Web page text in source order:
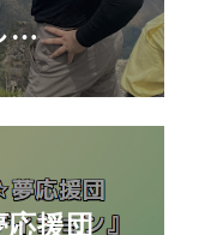
…
援団